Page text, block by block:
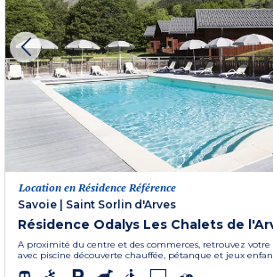
Location en Résidence Référence
Savoie | Saint Sorlin d'Arves
Résidence Odalys Les Chalets de
A proximité du centre et des commerces, retrouvez votre
avec piscine découverte chauffée, pétanque et jeux